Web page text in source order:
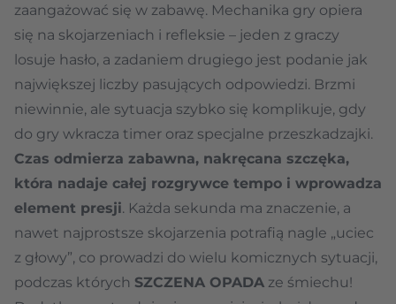
zaangażować się w zabawę. Mechanika gry opiera
się na skojarzeniach i refleksie – jeden z graczy
losuje hasło, a zadaniem drugiego jest podanie jak
największej liczby pasujących odpowiedzi. Brzmi
niewinnie, ale sytuacja szybko się komplikuje, gdy
do gry wkracza timer oraz specjalne przeszkadzajki.
Czas odmierza zabawna, nakręcana szczęka,
która nadaje całej rozgrywce tempo i wprowadza
element presji. Każda sekunda ma znaczenie, a
nawet najprostsze skojarzenia potrafią nagle „uciec
z głowy”, co prowadzi do wielu komicznych sytuacji,
podczas których SZCZENA OPADA ze śmiechu!